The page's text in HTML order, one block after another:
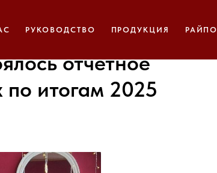
РУКОВОДСТВО ПРОДУКЦИЯ РАЙПО
отчетное
итогам 2025